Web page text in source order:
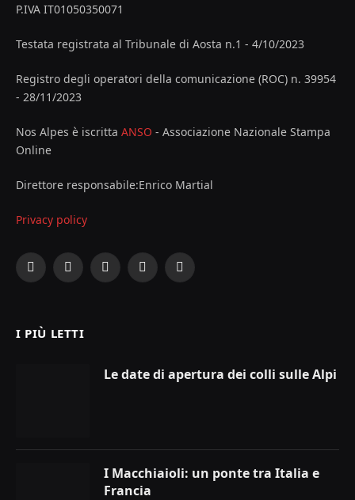
P.IVA IT01050350071
Testata registrata al Tribunale di Aosta n.1 - 4/10/2023
Registro degli operatori della comunicazione (ROC) n. 39954
- 28/11/2023
Nos Alpes è iscritta ANSO - Associazione Nazionale Stampa
Online
Direttore responsabile:Enrico Martial
Privacy policy
Facebook
X
InstagramYouTubeLinkedIn
I PIÙ LETTI
Le date di apertura dei colli sulle Alpi
I Macchiaioli: un ponte tra Italia e
Francia